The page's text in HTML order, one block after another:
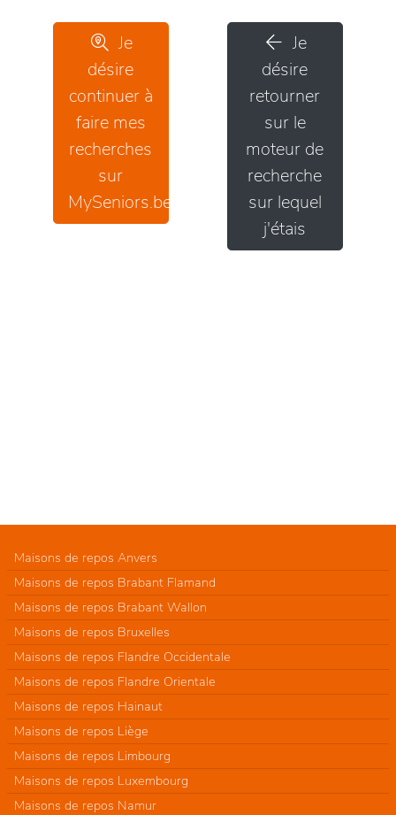
Je
désire
continuer à
faire mes
recherches
sur
MySeniors.be
Je
désire
retourner
sur le
moteur de
recherche
sur lequel
j'étais
Maisons de repos Anvers
Maisons de repos Brabant Flamand
Maisons de repos Brabant Wallon
Maisons de repos Bruxelles
Maisons de repos Flandre Occidentale
Maisons de repos Flandre Orientale
Maisons de repos Hainaut
Maisons de repos Liège
Maisons de repos Limbourg
Maisons de repos Luxembourg
Maisons de repos Namur